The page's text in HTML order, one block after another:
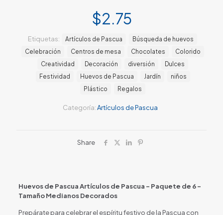
$2.75
Categoría:Artículos de Pascua
Etiquetas: Artículos de Pascua
Búsqueda de huevos
Celebración
Centros de mesa Chocolates
Colorido
Creatividad
Decoración diversión
Dulces
Festividad
Huevos de Pascua Jardín
niños
Plástico
Regalos
Share
Huevos de Pascua Artículos de Pascua – Paquete de 6 –
Tamaño Medianos Decorados
Prepárate para celebrar el espíritu festivo de la Pascua con